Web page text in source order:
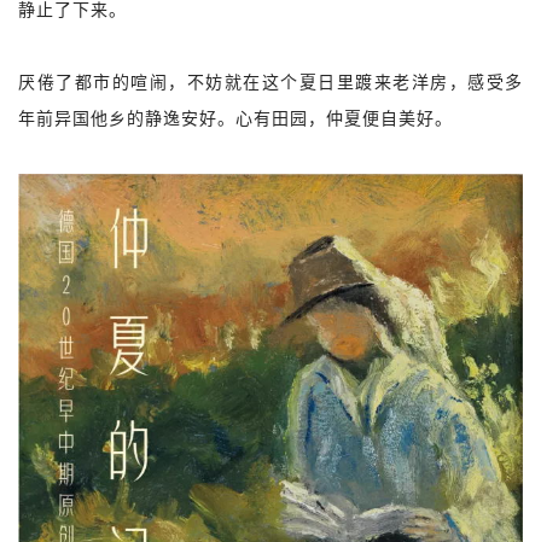
静止了下来。
厌倦了都市的喧闹，不妨就在这个夏日里踱来老洋房，感受多
年前异国他乡的静逸安好。心有田园，仲夏便自美好。